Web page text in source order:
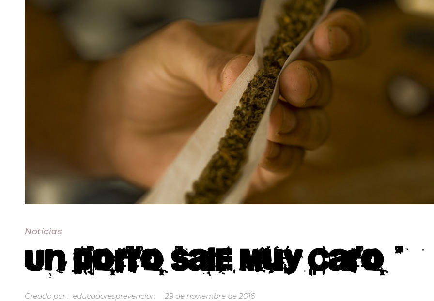
Noticias
Un porro sale muy caro
Creado por : educadoresprevencion 29 de noviembre de 2016